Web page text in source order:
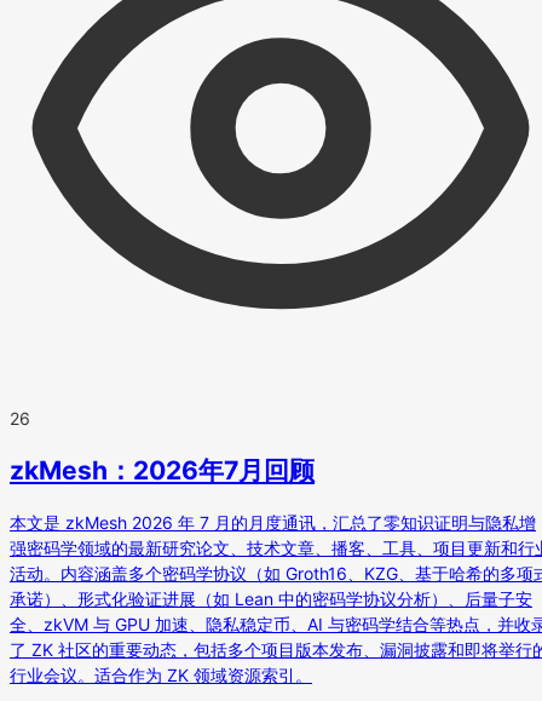
26
zkMesh：2026年7月回顾
本文是 zkMesh 2026 年 7 月的月度通讯，汇总了零知识证明与隐私增
强密码学领域的最新研究论文、技术文章、播客、工具、项目更新和行
活动。内容涵盖多个密码学协议（如 Groth16、KZG、基于哈希的多项
承诺）、形式化验证进展（如 Lean 中的密码学协议分析）、后量子安
全、zkVM 与 GPU 加速、隐私稳定币、AI 与密码学结合等热点，并收
了 ZK 社区的重要动态，包括多个项目版本发布、漏洞披露和即将举行
行业会议。适合作为 ZK 领域资源索引。